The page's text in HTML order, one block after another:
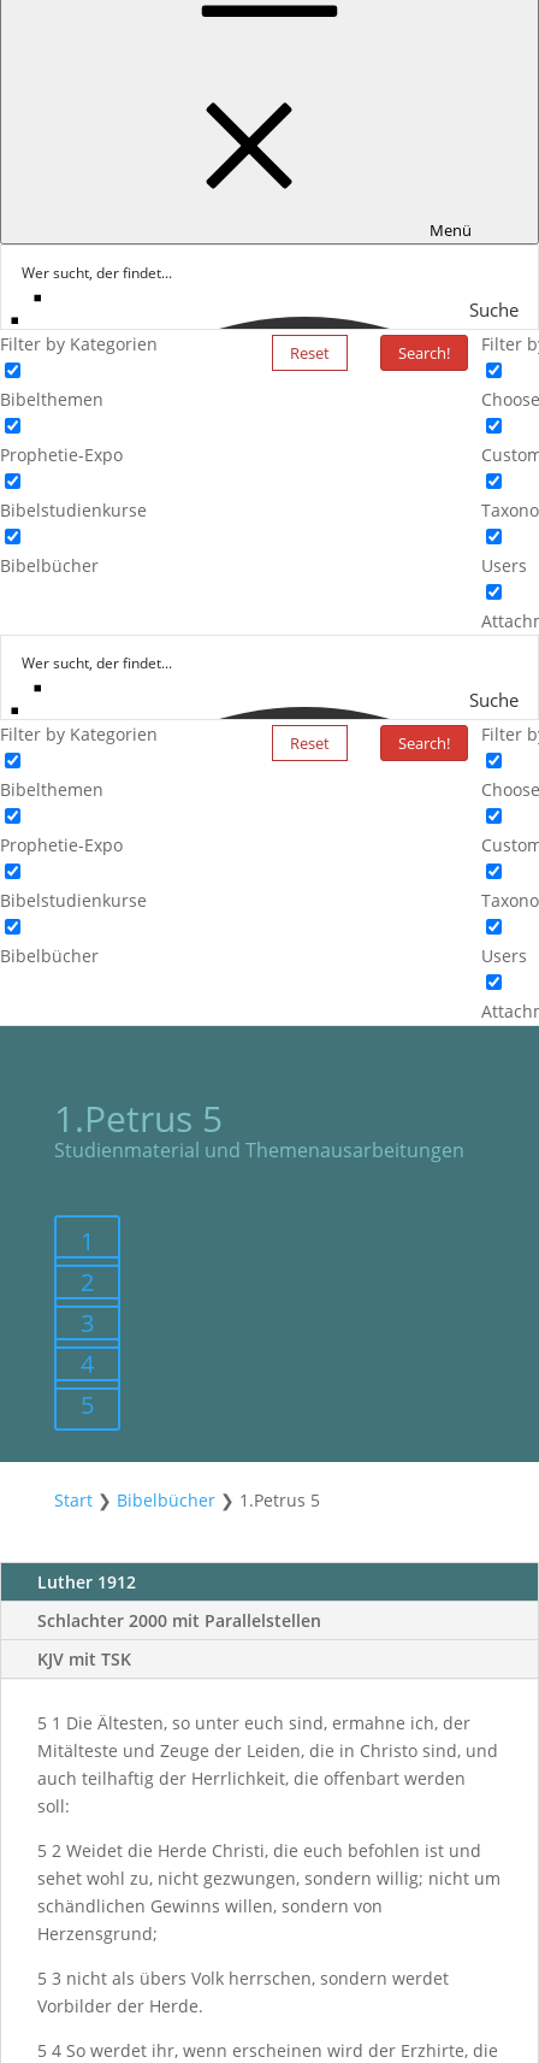
Menü
Suche
Filter by Kategorien
Bibelthemen
Prophetie-Expo
Bibelstudienkurse
Bibelbücher
Reset Search! Filter
Users
Suche
Filter by Kategorien
Bibelthemen
Prophetie-Expo
Bibelstudienkurse
Bibelbücher
Reset Search! Filter
Users
1.Petrus 5
Studienmaterial und Themenausarbeitungen
1
2
3
4
5
Start❯ Bibelbücher❯ 1.Petrus 5
Luther 1912
Schlachter 2000 mit Parallelstellen
KJV mit TSK
5 1 Die Ältesten, so unter euch sind, ermahne ich, der
Mitälteste und Zeuge der Leiden, die in Christo sind, und
auch teilhaftig der Herrlichkeit, die offenbart werden
soll:
5 2 Weidet die Herde Christi, die euch befohlen ist und
sehet wohl zu, nicht gezwungen, sondern willig; nicht um
schändlichen Gewinns willen, sondern von
Herzensgrund;
5 3 nicht als übers Volk herrschen, sondern werdet
Vorbilder der Herde.
5 4 So werdet ihr, wenn erscheinen wird der Erzhirte, die